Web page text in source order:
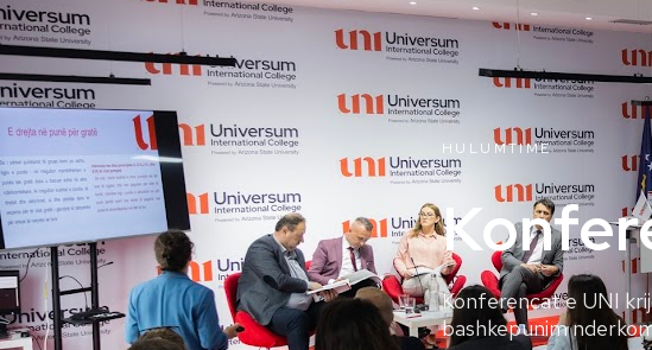
HULUMTIME
Konferencat e UNI
bashkepunim